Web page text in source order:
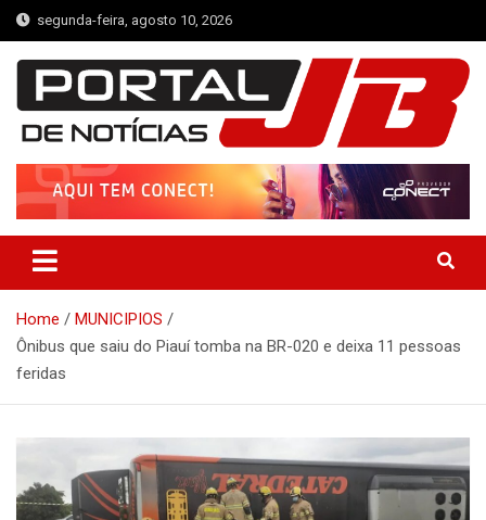
Skip
to
content
segunda-feira, agosto 10, 2026
Portal de Notícias JB
Notícias de Simplício Mendes e Região
Home
MUNICIPIOS
Ônibus que saiu do Piauí tomba na BR-020 e deixa 11 pessoas
feridas